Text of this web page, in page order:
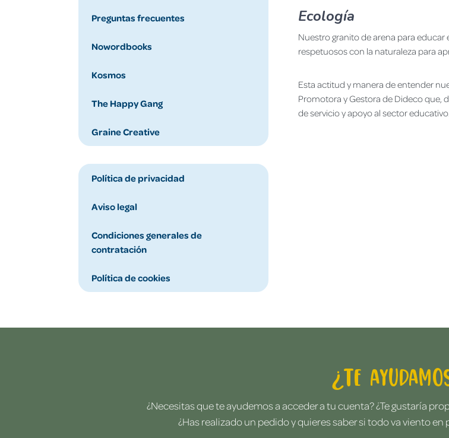
Preguntas frecuentes
Nowordbooks
Kosmos
The Happy Gang
Graine Creative
Política de privacidad
Aviso legal
Condiciones generales de
contratación
Política de cookies
Ecología
Nuestro granito de arena para educar
respetuosos con la naturaleza para
Esta actitud y manera de entender
Promotora y Gestora de Dideco que,
de servicio y apoyo al sector educativo.
¿Te
¿Necesitas que te ayudemos a acceder a tu cuenta? ¿Te gustaría
¿Has realizado un pedido y quieres saber si todo va viento